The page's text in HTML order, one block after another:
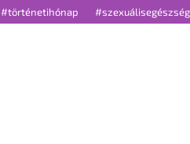
#történetihónap